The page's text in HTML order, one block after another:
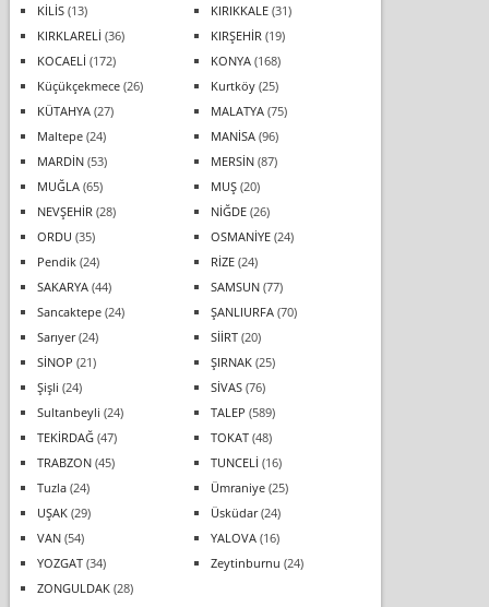
KİLİS(13) KIRIKKALE(31)
KIRKLARELİ (36) KIRŞEHİR (19)
KOCAELİ (172) KONYA(168)
Küçükçekmece(26) Kurtköy(25)
KÜTAHYA(27) MALATYA(75)
Maltepe(24) MANİSA(96)
MARDİN(53) MERSİN(87)
MUĞLA(65) MUŞ(20)
NEVŞEHİR (28) NİĞDE(26)
ORDU (35) OSMANİYE(24)
Pendik(24) RİZE(24)
SAKARYA(44) SAMSUN(77)
Sancaktepe(24) ŞANLIURFA(70)
Sarıyer(24) SİİRT(20)
SİNOP (21) ŞIRNAK(25)
Şişli (24) SİVAS(76)
Sultanbeyli (24) TALEP (589)
TEKİRDAĞ(47) TOKAT(48)
TRABZON(45) TUNCELİ (16)
Tuzla(24) Ümraniye(25)
UŞAK(29) Üsküdar(24)
VAN(54) YALOVA(16)
YOZGAT(34) Zeytinburnu (24)
ZONGULDAK(28)